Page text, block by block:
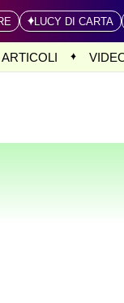
LUCY DI CARTA
ARTICOLI